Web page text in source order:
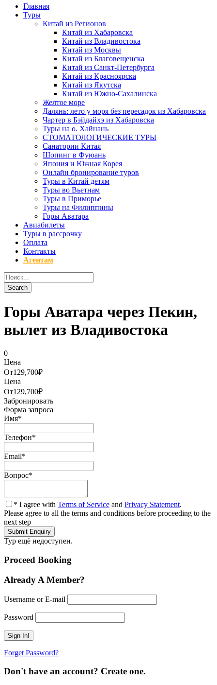
Главная
Туры
Китай из Регионов
Китай из Хабаровска
Китай из Владивостока
Китай из Москвы
Китай из Благовещенска
Китай из Санкт-Петербурга
Китай из Красноярска
Китай из Якутска
Китай из Южно-Сахалинска
Желтое море
Далянь: лето у моря без пересадок из Хабаровска
Чартер в Бэйдайхэ из Хабаровска
Туры на о. Хайнань
СТОМАТОЛОГИЧЕСКИЕ ТУРЫ
Санатории Китая
Шопинг в Фуюань
Япония и Южная Корея
Онлайн бронирование туров
Туры в Китай детям
Туры во Вьетнам
Туры в Приморье
Туры на Филиппины
Горы Аватара
Авиабилеты
Туры в рассрочку
Оплата
Контакты
Агентам
Горы Аватара через Пекин,
вылет из Владивостока
0
Цена
От129,700₽
Цена
От129,700₽
Забронировать
Форма запроса
Имя*
Телефон*
Email*
Вопрос*
* I agree with Terms of Service and Privacy Statement.
Please agree to all the terms and conditions before proceeding to the
next step
Тур ещё недоступен.
Proceed Booking
Already A Member?
Username or E-mail
Password
Forget Password?
Don't have an account? Create one.